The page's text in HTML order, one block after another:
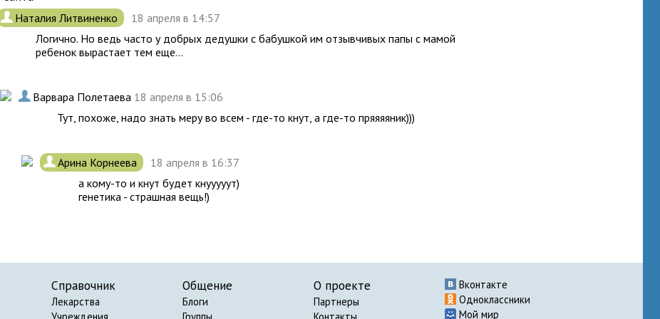
. Наталия Литвиненко
18 апреля в 14:57
Логично. Но ведь часто у добрых дедушки с бабушкой им отзывчивых папы с мамой
ребенок вырастает тем еще...
. Варвара Полетаева 18 апреля в 15:06
Тут, похоже, надо знать меру во всем - где-то кнут, а где-то пряяяяник)))
. Арина Корнеева
18 апреля в 16:37
а кому-то и кнут будет кнууууут)
генетика - страшная вещь!)
Справочник
Лекарства
Общение
Блоги
О проекте
Партнеры
Вконтакте
Одноклассники
Мой мир